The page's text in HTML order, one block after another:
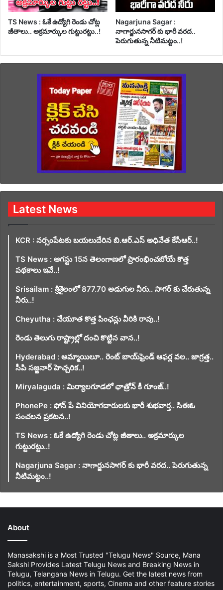
TS News : ఓకే ఉద్యోగి రెండు చోట్ల
జీతాలు.. అక్రమార్కుల గుట్టురట్టు..!
Nagarjuna Sagar :
నాగార్జునసాగర్ కు భారీ వరద..
పెరుగుతున్న నీటిమట్టం..!
Latest News
KCR : నర్సంపేటకు బయలుదేరిన బి.ఆర్.ఎస్ అధినేత కేసీఆర్..!
TS News : ఆగస్టు 15న తెలంగాణలో ప్రారంభించబోయే కొత్త
పథకాలు ఇవే..!
Srisailam : శ్రీశైలంలో 877.70 అడుగుల నీరు.. సాగర్ కు చేరుతున్న
నీరు..!
Cheyutha : చేయూత కొత్త పింఛన్లు వీరికి రావు..!
రెండు తెలుగు రాష్ట్రాల్లో దంచి కొట్టిన వాన..!
Hyderabad : అమ్మాయిలూ.. రెంట్ బాయ్‌ఫ్రెండ్ ఆఫర్ల వల.. జాగ్రత్త..
సీపి సజ్జనార్ హెచ్చరిక..!
Miryalaguda : మిర్యాలగూడలో ఛాత్రోన్ కీ గూంజ్..!
PhonePe : ఫోన్ పే వినియోగదారులకు భారీ శుభవార్త.. సిఈఓ
సంచలన ప్రకటన..!
TS News : ఓకే ఉద్యోగి రెండు చోట్ల జీతాలు.. అక్రమార్కుల
గుట్టురట్టు..!
Nagarjuna Sagar : నాగార్జునసాగర్ కు భారీ వరద.. పెరుగుతున్న
నీటిమట్టం..!
About
Manasakshi is a Most Trusted "Telugu News" Source, Mana
Sakshi Provides Latest Telugu News and Breaking News in
Telugu, Telangana News in Telugu. Get the latest news from
politics, entertainment, sports, Cinema and other feature stories